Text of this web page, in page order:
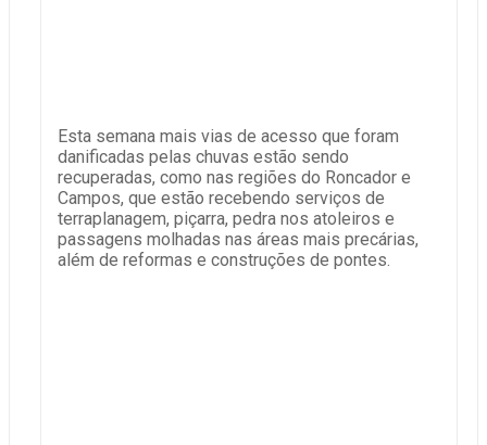
Esta semana mais vias de acesso que foram
danificadas pelas chuvas estão sendo
recuperadas, como nas regiões do Roncador e
Campos, que estão recebendo serviços de
terraplanagem, piçarra, pedra nos atoleiros e
passagens molhadas nas áreas mais precárias,
além de reformas e construções de pontes.